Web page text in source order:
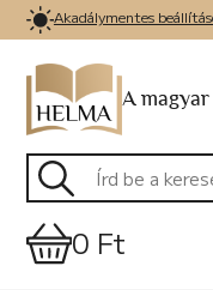
Akadálymentes
A
0 Ft